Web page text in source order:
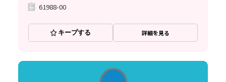
61988-00
キープする 詳細を見る